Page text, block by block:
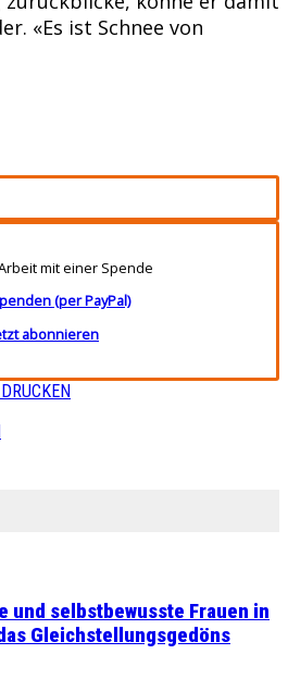
«Es ist Schnee von
mit einer Spende
(per PayPal)
abonnieren
DRUCKEN
und selbstbewusste Frauen in
Gleichstellungsgedöns